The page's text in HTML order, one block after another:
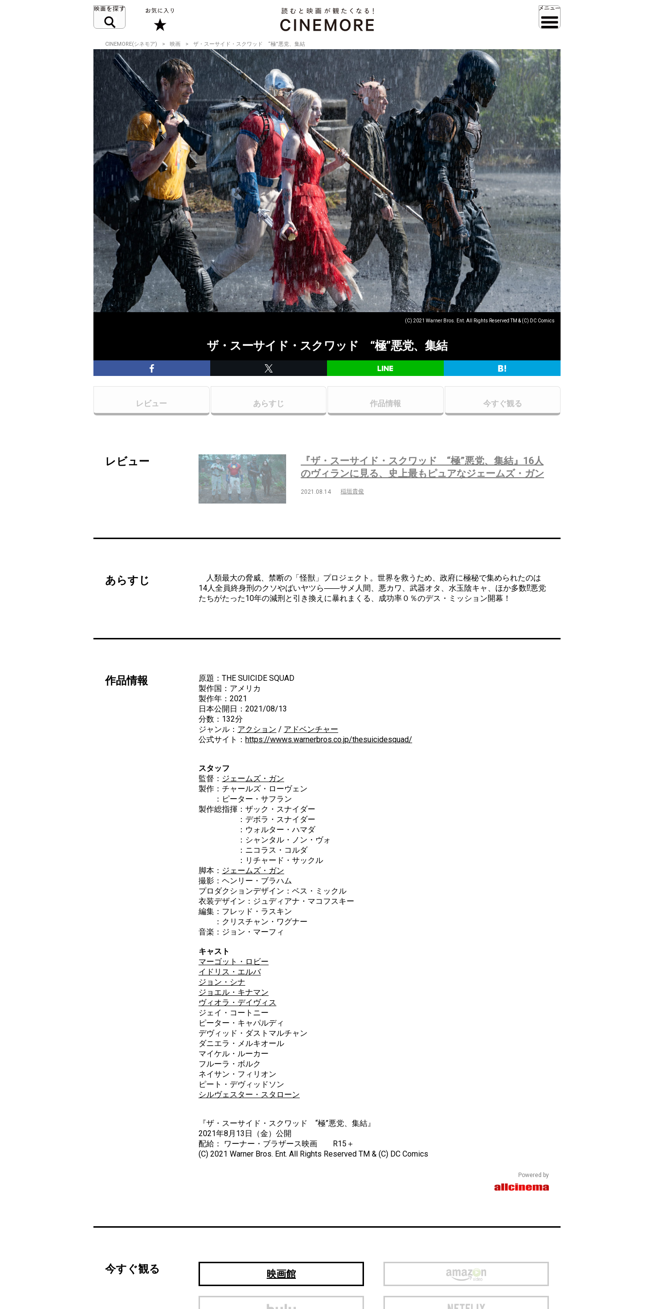
CINEMORE(シネモア) 映画 ザ・スーサイド・スクワッド “極”悪党、集結
(C) 2021 Warner Bros. Ent. All Rights Reserved TM & (C) DC Comics
ザ・スーサイド・スクワッド “極”悪党、集結
レビュー あらすじ 作品情報 今すぐ観る
レビュー
『ザ・スーサイド・スクワッド “極”悪党、集結』16人
のヴィランに見る、史上最もピュアなジェームズ・ガン
2021.08.14 稲垣貴俊
あらすじ
人類最大の脅威、禁断の「怪獣」プロジェクト。世界を救うため、政府に極秘で集められたのは
14人全員終身刑のクソやばいヤツら――サメ人間、悪カワ、武器オタ、水玉陰キャ、ほか多数⁉悪党
たちがたった10年の減刑と引き換えに暴れまくる、成功率０％のデス・ミッション開幕！
作品情報
原題：THE SUICIDE SQUAD
製作国：アメリカ
製作年：2021
日本公開日：2021/08/13
分数：132分
ジャンル： アクション / アドベンチャー
公式サイト： https://wwws.warnerbros.co.jp/thesuicidesquad/
スタッフ
監督： ジェームズ・ガン
製作：チャールズ・ローヴェン
：ピーター・サフラン
製作総指揮：ザック・スナイダー
：デボラ・スナイダー
：ウォルター・ハマダ
：シャンタル・ノン・ヴォ
：ニコラス・コルダ
：リチャード・サックル
脚本： ジェームズ・ガン
撮影：ヘンリー・ブラハム
プロダクションデザイン：ベス・ミックル
衣装デザイン：ジュディアナ・マコフスキー
編集：フレッド・ラスキン
：クリスチャン・ワグナー
音楽：ジョン・マーフィ
キャスト
マーゴット・ロビー
イドリス・エルバ
ジョン・シナ
ジョエル・キナマン
ヴィオラ・デイヴィス
ジェイ・コートニー
ピーター・キャパルディ
デヴィッド・ダストマルチャン
ダニエラ・メルキオール
マイケル・ルーカー
フルーラ・ボルク
ネイサン・フィリオン
ピート・デヴィッドソン
シルヴェスター・スタローン
『ザ・スーサイド・スクワッド “極”悪党、集結』
2021年8月13日（金）公開
配給： ワーナー・ブラザース映画 R15＋
(C) 2021 Warner Bros. Ent. All Rights Reserved TM & (C) DC Comics
Powered by
今すぐ観る 映画館